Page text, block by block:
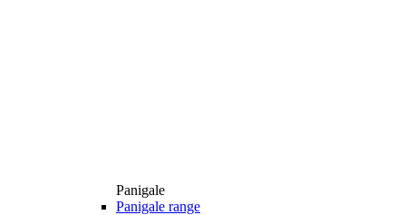
Panigale
Panigale range